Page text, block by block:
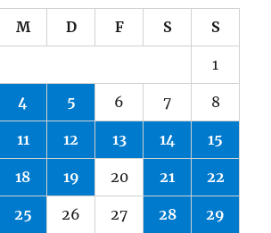
M D F S S
1
4 5 6 7 8
11 12 13 14 15
18 19 20 21 22
25 26 27 28 29